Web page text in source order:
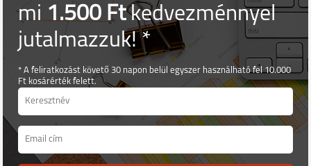
mi1.500 Ftkedvezménnyel
jutalmazzuk! *
* A feliratkozást követő 30 napon belül egyszer használható fel 10.000
Ft kosárérték felett.